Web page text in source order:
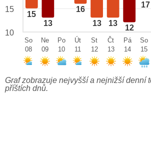
15
13
16
13 13
12
17
15
10
So
08
Ne
09
Po
10
Út
11
St
12
Čt
13
Pá
14
So
15
Graf zobrazuje nejvyšší a nejnižší denní
příštích dnů.